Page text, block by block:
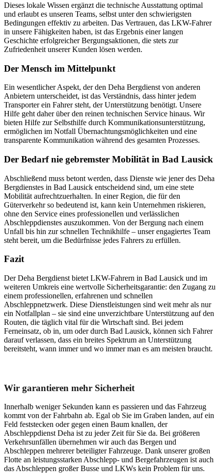
Dieses lokale Wissen ergänzt die technische Ausstattung optimal
und erlaubt es unseren Teams, selbst unter den schwierigsten
Bedingungen effektiv zu arbeiten. Das Vertrauen, das LKW-Fahrer
in unsere Fähigkeiten haben, ist das Ergebnis einer langen
Geschichte erfolgreicher Bergungsaktionen, die stets zur
Zufriedenheit unserer Kunden lösen werden.
Der Mensch im Mittelpunkt
Ein wesentlicher Aspekt, der den Deha Bergdienst von anderen
Anbietern unterscheidet, ist das Verständnis, dass hinter jedem
Transporter ein Fahrer steht, der Unterstützung benötigt. Unsere
Hilfe geht daher über den reinen technischen Service hinaus. Wir
bieten Hilfe zur Selbsthilfe durch Kommunikationsunterstützung,
ermöglichen im Notfall Übernachtungsmöglichkeiten und eine
transparente Kommunikation während des gesamten Prozesses.
Der Bedarf nie gebremster Mobilität in Bad Lausick
Abschließend muss betont werden, dass Dienste wie jener des Deha
Bergdienstes in Bad Lausick entscheidend sind, um eine stete
Mobilität aufrechtzuerhalten. In einer Region, die für den
Güterverkehr so bedeutend ist, kann kein Unternehmen riskieren,
ohne den Service eines professionellen und verlässlichen
Abschleppdienstes auszukommen. Von der Bergung nach einem
Unfall bis hin zur schnellen Technikhilfe – unser engagiertes Team
steht bereit, um die Bedürfnisse jedes Fahrers zu erfüllen.
Fazit
Der Deha Bergdienst bietet LKW-Fahrern in Bad Lausick und im
weiteren Umkreis eine wertvolle Sicherheitsgarantie: den Zugang zu
einem professionellen, erfahrenen und schnellen
Abschleppnetzwerk. Diese Dienstleistungen sind weit mehr als nur
ein Notfallplan – sie sind eine unverzichtbare Unterstützung auf den
Routen, die täglich vital für die Wirtschaft sind. Bei jedem
Ferneinsatz, ob in, um oder durch Bad Lausick, können sich Fahrer
darauf verlassen, dass ein breites Spektrum an Unterstützung
bereitsteht, wann immer und wo immer man es am meisten braucht.
Wir garantieren mehr Sicherheit
Innerhalb weniger Sekunden kann es passieren und das Fahrzeug
kommt von der Fahrbahn ab. Egal ob Sie im Graben landen, auf ein
Feld feststecken oder gegen einen Baum knallen, der
Abschleppdienst Deha ist zu jeder Zeit für Sie da. Bei größeren
Verkehrsunfällen übernehmen wir auch das Bergen und
Abschleppen mehrerer beteiligter Fahrzeuge. Dank unserer großen
Flotte an leistungsstarken Abschlepp- und Bergefahrzeugen ist auch
das Abschleppen großer Busse und LKWs kein Problem für uns.